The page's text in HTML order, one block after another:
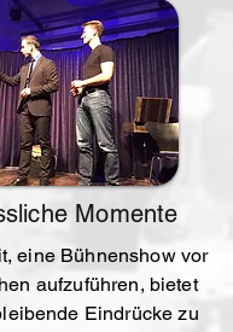
Momente
eine Bühnenshow vor
aufzuführen, bietet
Eindrücke zu